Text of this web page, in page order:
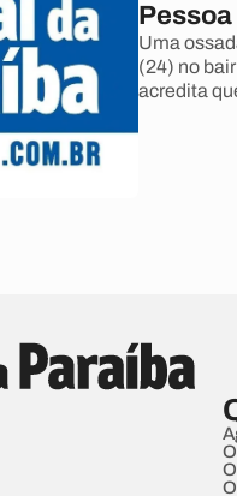
Pessoa
Uma
(24) no
acredita